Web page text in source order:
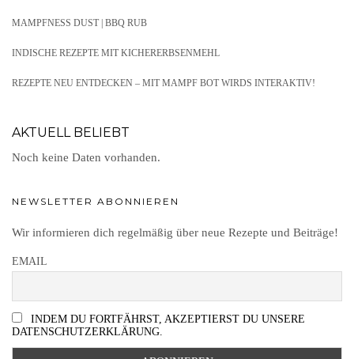
MAMPFNESS DUST | BBQ RUB
INDISCHE REZEPTE MIT KICHERERBSENMEHL
REZEPTE NEU ENTDECKEN – MIT MAMPF BOT WIRDS INTERAKTIV!
AKTUELL BELIEBT
Noch keine Daten vorhanden.
NEWSLETTER ABONNIEREN
Wir informieren dich regelmäßig über neue Rezepte und Beiträge!
EMAIL
INDEM DU FORTFÄHRST, AKZEPTIERST DU UNSERE
DATENSCHUTZERKLÄRUNG.